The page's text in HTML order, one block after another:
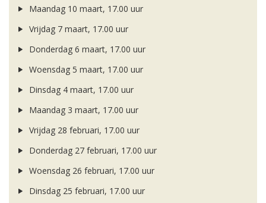
Maandag 10 maart, 17.00 uur
Vrijdag 7 maart, 17.00 uur
Donderdag 6 maart, 17.00 uur
Woensdag 5 maart, 17.00 uur
Dinsdag 4 maart, 17.00 uur
Maandag 3 maart, 17.00 uur
Vrijdag 28 februari, 17.00 uur
Donderdag 27 februari, 17.00 uur
Woensdag 26 februari, 17.00 uur
Dinsdag 25 februari, 17.00 uur